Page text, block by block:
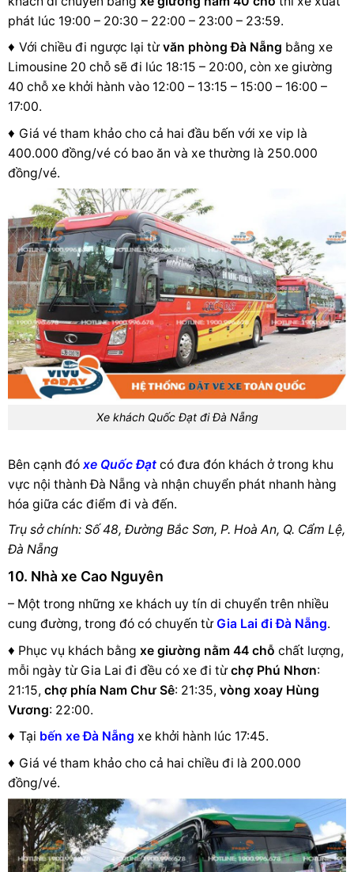
phát lúc 19:00 – 20:30 – 22:00 – 23:00 – 23:59.
♦ Với chiều đi ngược lại từ văn phòng Đà Nẵng bằng xe
Limousine 20 chỗ sẽ đi lúc 18:15 – 20:00, còn xe giường
40 chỗ xe khởi hành vào 12:00 – 13:15 – 15:00 – 16:00 –
17:00.
♦ Giá vé tham khảo cho cả hai đầu bến với xe vip là
400.000 đồng/vé có bao ăn và xe thường là 250.000
đồng/vé.
Xe khách Quốc Đạt đi Đà Nẵng
Bên cạnh đó xe Quốc Đạt có đưa đón khách ở trong khu
vực nội thành Đà Nẵng và nhận chuyển phát nhanh hàng
hóa giữa các điểm đi và đến.
Trụ sở chính: Số 48, Đường Bắc Sơn, P. Hoà An, Q. Cẩm Lệ,
Đà Nẵng
10. Nhà xe Cao Nguyên
– Một trong những xe khách uy tín di chuyển trên nhiều
cung đường, trong đó có chuyến từ Gia Lai đi Đà Nẵng.
♦ Phục vụ khách bằng xe giường nằm 44 chỗ chất lượng,
mỗi ngày từ Gia Lai đi đều có xe đi từ chợ Phú Nhơn:
21:15, chợ phía Nam Chư Sê: 21:35, vòng xoay Hùng
Vương: 22:00.
♦ Tại bến xe Đà Nẵng xe khởi hành lúc 17:45.
♦ Giá vé tham khảo cho cả hai chiều đi là 200.000
đồng/vé.